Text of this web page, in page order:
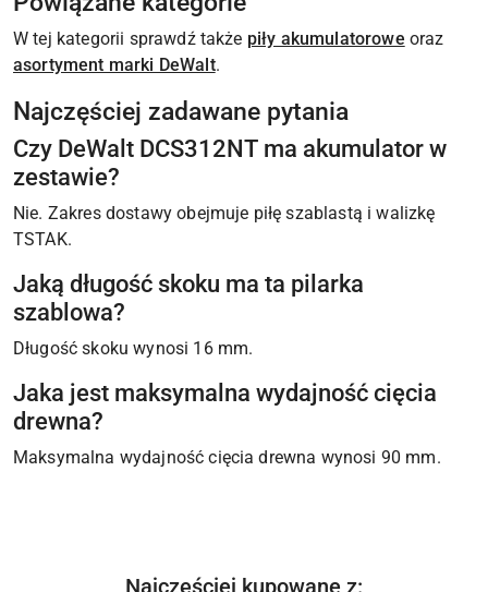
W tej kategorii sprawdź także piły akumulatorowe oraz
asortyment marki DeWalt.
Najczęściej zadawane pytania
Czy DeWalt DCS312NT ma akumulator w
zestawie?
Nie. Zakres dostawy obejmuje piłę szablastą i walizkę
TSTAK.
Jaką długość skoku ma ta pilarka
szablowa?
Długość skoku wynosi 16 mm.
Jaka jest maksymalna wydajność cięcia
drewna?
Maksymalna wydajność cięcia drewna wynosi 90 mm.
Produkty